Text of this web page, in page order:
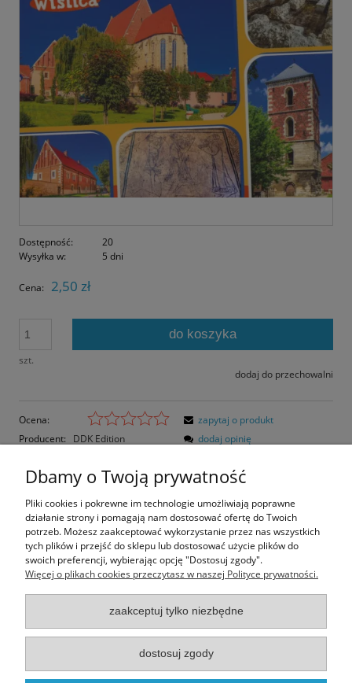
Dostępność:
20
Wysyłka w:
5 dni
Cena: 2,50 zł
szt.
do koszyka
dodaj do przechowalni
Ocena:
Producent:
DDK Edition
zapytaj o produkt
dodaj opinię
Opis
Opinie o produkcie (0)
Rozmiar pocztówki: 14,4x10,4 cm
Informacje
Moje konto
Dbamy o Twoją prywatność
Pliki cookies i pokrewne im technologie umożliwiają poprawne
działanie strony i pomagają nam dostosować ofertę do Twoich
potrzeb. Możesz zaakceptować wykorzystanie przez nas wszystkich
tych plików i przejść do sklepu lub dostosować użycie plików do
swoich preferencji, wybierając opcję "Dostosuj zgody".
Więcej o plikach cookies przeczytasz w naszej Polityce prywatności.
zaakceptuj tylko niezbędne
dostosuj zgody